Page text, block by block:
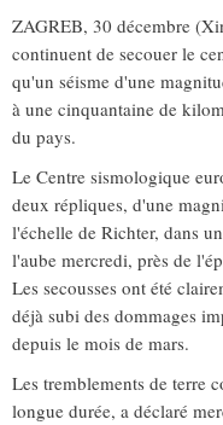
ZAGREB, 30 décembre
continuent de secouer le
qu'un séisme d'une
à une cinquantaine de
du pays.
Le Centre sismologique
deux répliques, d'une
l'échelle de Richter, dans
l'aube mercredi, près de
Les secousses ont été
déjà subi des dommages
depuis le mois de mars.
Les tremblements de terre
longue durée, a déclaré